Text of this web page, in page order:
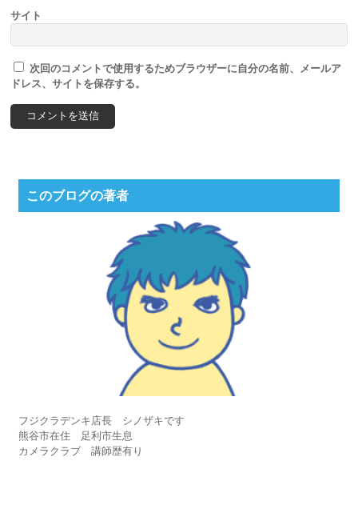
サイト
次回のコメントで使用するためブラウザーに自分の名前、メールア
ドレス、サイトを保存する。
このブログの著者
フジクラデンキ店長 シノザキです
熊谷市在住 足利市生息
カメラクラブ 講師歴有り